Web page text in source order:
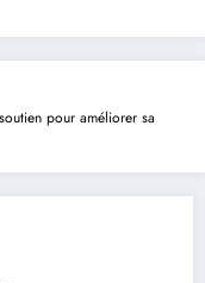
pour améliorer sa